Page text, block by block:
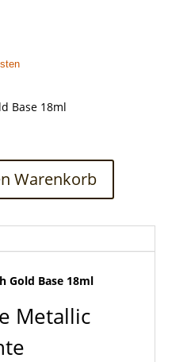
Base 18ml
Warenkorb
Gold Base 18ml
Metallic